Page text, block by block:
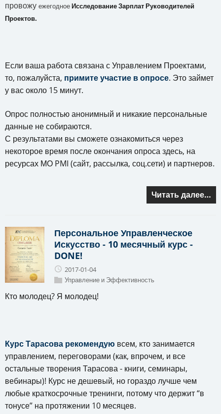
провожу ежегодноеИсследование Зарплат Руководителей
Проектов.
Если ваша работа связана с Управлением Проектами,
то, пожалуйста, примите участие в опросе. Это займет
у вас около 15 минут.
Опрос полностью анонимный и никакие персональные
данные не собираются.
С результатами вы сможете ознакомиться через
некоторое время после окончания опроса здесь, на
ресурсах МО PMI (сайт, рассылка, соц.сети) и партнеров.
Читать далее…
Персональное Управленческое
Искусство - 10 месячный курс -
DONE!
2017-01-04
Управление и Эффективность
Кто молодец? Я молодец!
Курс Тарасова рекомендую всем, кто занимается
управлением, переговорами (как, впрочем, и все
остальные творения Тарасова - книги, семинары,
вебинары)! Курс не дешевый, но гораздо лучше чем
любые краткосрочные тренинги, потому что держит “в
тонусе” на протяжении 10 месяцев.